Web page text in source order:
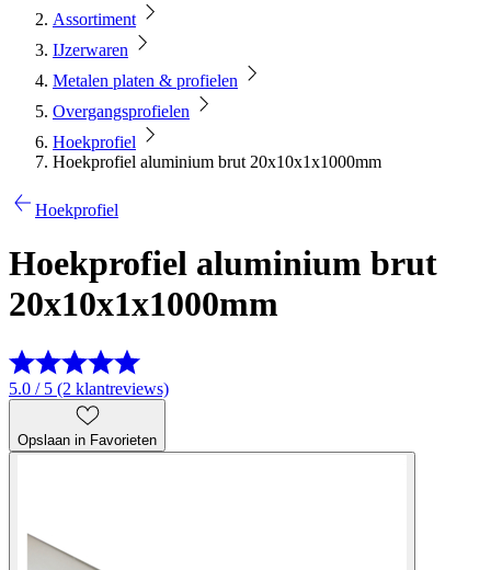
Assortiment
IJzerwaren
Metalen platen & profielen
Overgangsprofielen
Hoekprofiel
Hoekprofiel aluminium brut 20x10x1x1000mm
Hoekprofiel
Hoekprofiel aluminium brut
20x10x1x1000mm
5.0 / 5 (2 klantreviews)
Opslaan in Favorieten